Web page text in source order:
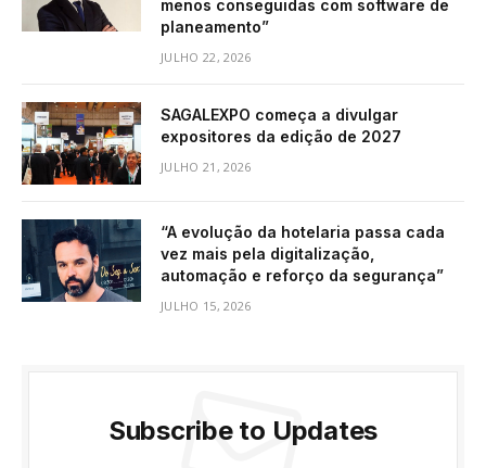
menos conseguidas com software de
planeamento”
JULHO 22, 2026
SAGALEXPO começa a divulgar
expositores da edição de 2027
JULHO 21, 2026
“A evolução da hotelaria passa cada
vez mais pela digitalização,
automação e reforço da segurança”
JULHO 15, 2026
Subscribe to Updates